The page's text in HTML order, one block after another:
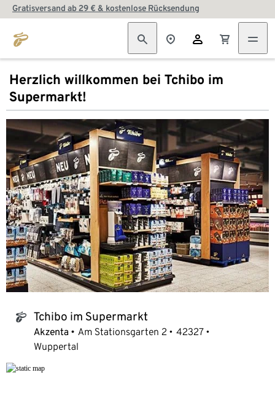
Gratisversand ab 29 € & kostenlose Rücksendung
Herzlich willkommen bei Tchibo im
Supermarkt!
tchibo_logo Tchibo im Supermarkt
Akzenta Am Stationsgarten 2
42327
Wuppertal